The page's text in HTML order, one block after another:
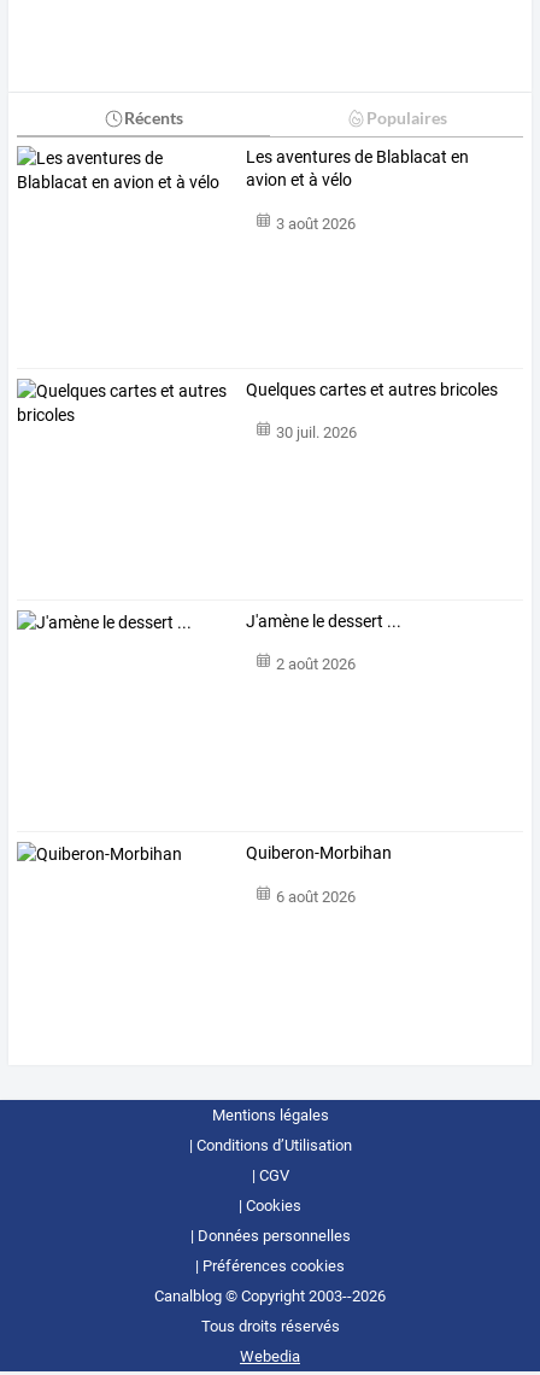
Récents Populaires
Les aventures de Blablacat en
avion et à vélo
3 août 2026
Quelques cartes et autres bricoles
30 juil. 2026
J'amène le dessert ...
2 août 2026
Quiberon-Morbihan
6 août 2026
Mentions légales
Conditions d’Utilisation
CGV
Cookies
Données personnelles
Préférences cookies
Canalblog © Copyright 2003--2026
Tous droits réservés
Webedia